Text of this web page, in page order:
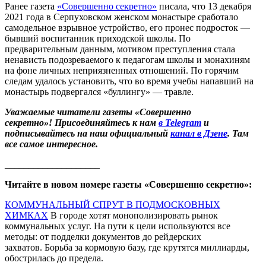
Ранее газета «Совершенно секретно» писала, что 13 декабря
2021 года в Серпуховском женском монастыре сработало
самодельное взрывное устройство, его пронес подросток —
бывший воспитанник приходской школы. По
предварительным данным, мотивом преступления стала
ненависть подозреваемого к педагогам школы и монахиням
на фоне личных неприязненных отношений. По горячим
следам удалось установить, что во время учебы напавший на
монастырь подвергался «буллингу» — травле.
Уважаемые читатели газеты «Совершенно
секретно»! Присоединяйтесь к нам в Telegram и
подписывайтесь на наш официальный канал в Дзене. Там
все самое интересное.
Читайте в новом номере газеты «Совершенно секретно»:
КОММУНАЛЬНЫЙ СПРУТ В ПОДМОСКОВНЫХ
ХИМКАХ В городе хотят монополизировать рынок
коммунальных услуг. На пути к цели используются все
методы: от подделки документов до рейдерских
захватов. Борьба за кормовую базу, где крутятся миллиарды,
обострилась до предела.